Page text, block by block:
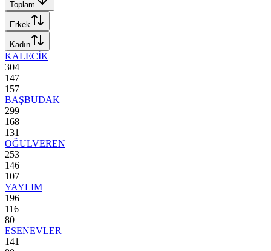
Toplam
Erkek
Kadın
KALECİK
304
147
157
BAŞBUDAK
299
168
131
OĞULVEREN
253
146
107
YAYLIM
196
116
80
ESENEVLER
141